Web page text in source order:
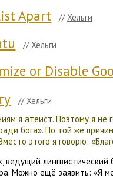
Apart // Хельги
//Хельги
or Disable
// Хельги
я атеист. Поэтому я не
бога». По той же
этого я говорю:
ведущий
Можно ещё заявить: «Я